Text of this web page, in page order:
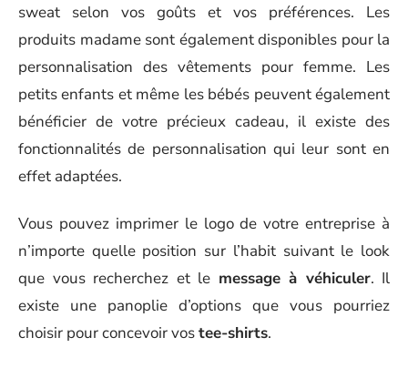
sweat selon vos goûts et vos préférences. Les
produits madame sont également disponibles pour la
personnalisation des vêtements pour femme. Les
petits enfants et même les bébés peuvent également
bénéficier de votre précieux cadeau, il existe des
fonctionnalités de personnalisation qui leur sont en
effet adaptées.
Vous pouvez imprimer le logo de votre entreprise à
n’importe quelle position sur l’habit suivant le look
que vous recherchez et le message à véhiculer. Il
existe une panoplie d’options que vous pourriez
choisir pour concevoir vostee-shirts.